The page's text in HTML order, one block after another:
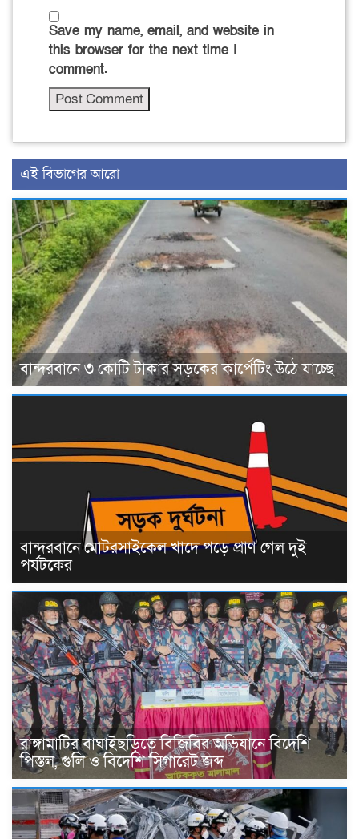
Save my name, email, and website in
this browser for the next time I
comment.
এই বিভাগের আরো
বান্দরবানে ৩ কোটি টাকার সড়কের কার্পেটিং উঠে যাচ্ছে
বান্দরবানে মোটরসাইকেল খাদে পড়ে প্রাণ গেল দুই
পর্যটকের
রাঙ্গামাটির বাঘাইছড়িতে বিজিবির অভিযানে বিদেশি
পিস্তল, গুলি ও বিদেশি সিগারেট জব্দ